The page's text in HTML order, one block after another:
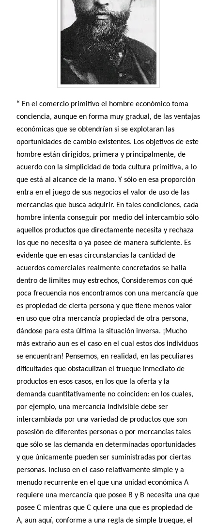
“ En el comercio primitivo el hombre económico toma
conciencia, aunque en forma muy gradual, de las ventajas
económicas que se obtendrían si se explotaran las
oportunidades de cambio existentes. Los objetivos de este
hombre están dirigidos, primera y principalmente, de
acuerdo con la simplicidad de toda cultura primitiva, a lo
que está al alcance de la mano. Y sólo en esa proporción
entra en el juego de sus negocios el valor de uso de las
mercancías que busca adquirir. En tales condiciones, cada
hombre intenta conseguir por medio del intercambio sólo
aquellos productos que directamente necesita y rechaza
los que no necesita o ya posee de manera suficiente. Es
evidente que en esas circunstancias la cantidad de
acuerdos comerciales realmente concretados se halla
dentro de limites muy estrechos, Consideremos con qué
poca frecuencia nos encontramos con una mercancía que
es propiedad de cierta persona y que tiene menos valor
en uso que otra mercancía propiedad de otra persona,
dándose para esta última la situación inversa. ¡Mucho
más extraño aun es el caso en el cual estos dos individuos
se encuentran! Pensemos, en realidad, en las peculiares
dificultades que obstaculizan el trueque inmediato de
productos en esos casos, en los que la oferta y la
demanda cuantitativamente no coinciden: en los cuales,
por ejemplo, una mercancía indivisible debe ser
intercambiada por una variedad de productos que son
posesión de diferentes personas o por mercancías tales
que sólo se las demanda en determinadas oportunidades
y que únicamente pueden ser suministradas por ciertas
personas. Incluso en el caso relativamente simple y a
menudo recurrente en el que una unidad económica A
requiere una mercancía que posee B y B necesita una que
posee C mientras que C quiere una que es propiedad de
A, aun aquí, conforme a una regla de simple trueque, el